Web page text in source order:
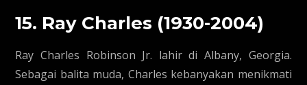
15. Ray Charles (1930-2004)
Ray Charles Robinson Jr. lahir di Albany, Georgia.
Sebagai balita muda, Charles kebanyakan menikmati